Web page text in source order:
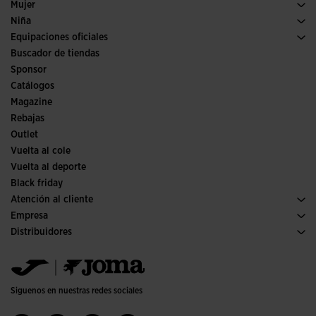
Trail running
Tenis
Deporte
Ver todo ropa niño
Mujer
Ropa Mujer
Deporte
Niña
Ver todo ropa niña
Equipaciones oficiales
Fútbol
Fútbol sala
Comités y Federaciones
Ediciones especiales
Buscador de tiendas
Sponsor
Catálogos
Magazine
Rebajas
Outlet
Vuelta al cole
Vuelta al deporte
Black friday
Atención al cliente
Condiciones de compra
Transporte y entrega
Preguntas frecuentes
Empresa
Historia
Política de calidad y medio ambiente
Trabaja con nosotros
Proyectos subvencionados
Canal ético
Distribuidores
Jomanet
Área marketing
Contacto
Siguenos en nuestras redes sociales